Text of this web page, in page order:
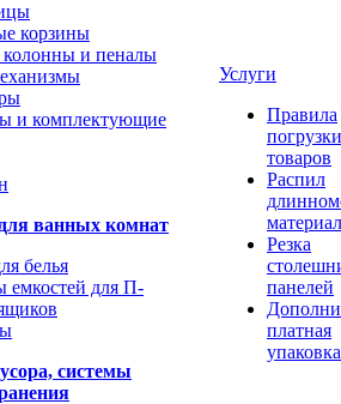
корзины
и пеналы
и комплектующие
ванных комнат
белья
емкостей для П-
системы
Услуги
Правила
погрузки
товаров
Распил
Резка
панелей
платная
упаковка